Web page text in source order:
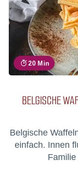
20 Min
BELGISCHE
Belgische
einfach. Innen